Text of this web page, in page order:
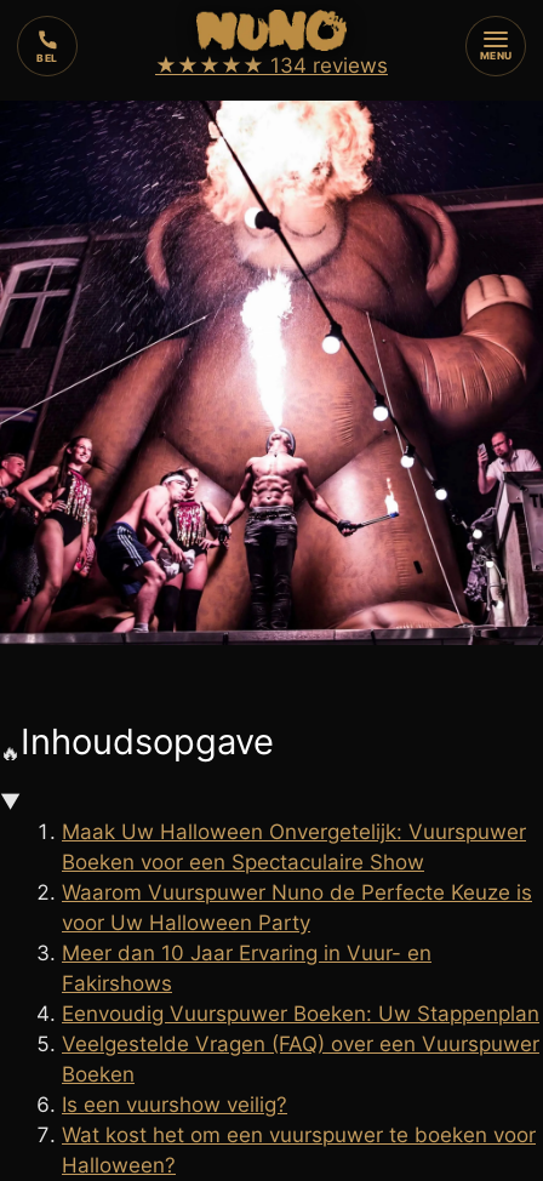
BEL ★★★★★ 134 reviews MENU
🔥VUURSHOW
🧘 FAKIRSHOW
🐍REPTIELENSHOW
3 min ⚡
8
augustus 2026
🔥 Inhoudsopgave
▼
Maak Uw Halloween Onvergetelijk: Vuurspuwer
Boeken voor een Spectaculaire Show
Waarom Vuurspuwer Nuno de Perfecte Keuze is
voor Uw Halloween Party
Meer dan 10 Jaar Ervaring in Vuur- en
Fakirshows
Eenvoudig Vuurspuwer Boeken: Uw Stappenplan
Veelgestelde Vragen (FAQ) over een Vuurspuwer
Boeken
Is een vuurshow veilig?
Wat kost het om een vuurspuwer te boeken voor
Halloween?